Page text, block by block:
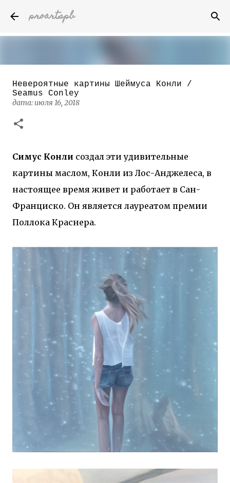
proartspb
Бумажные скульптуры канадского
художника Келвина Николса (Calvin
Nicholls)
Невероятные картины Шеймуса Конли /
Seamus Conley
дата: июля 16, 2018
Симус Конли создал эти удивительные
картины маслом, Конли из Лос-Анджелеса, в
настоящее время живет и работает в Сан-
Франциско. Он является лауреатом премии
Поллока Краснера.